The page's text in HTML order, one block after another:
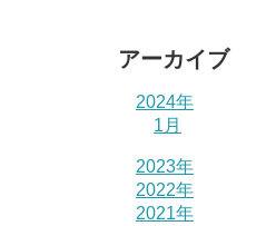
アーカイブ
2024年
1月
2023年
2022年
2021年